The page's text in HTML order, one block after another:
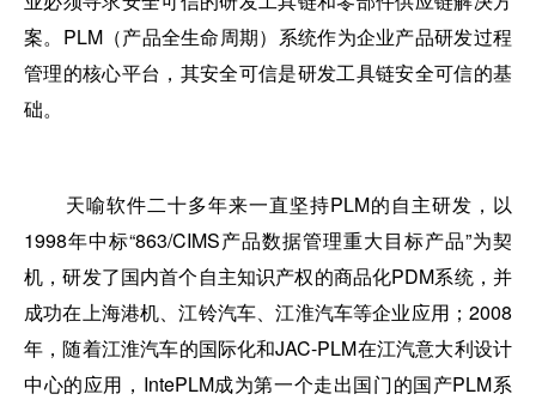
案。PLM（产品全生命周期）系统作为企业产品研发过程
管理的核心平台，其安全可信是研发工具链安全可信的基
础。
天喻软件二十多年来一直坚持PLM的自主研发，以
1998年中标“863/CIMS产品数据管理重大目标产品”为契
机，研发了国内首个自主知识产权的商品化PDM系统，并
成功在上海港机、江铃汽车、江淮汽车等企业应用；2008
年，随着江淮汽车的国际化和JAC-PLM在江汽意大利设计
中心的应用，IntePLM成为第一个走出国门的国产PLM系